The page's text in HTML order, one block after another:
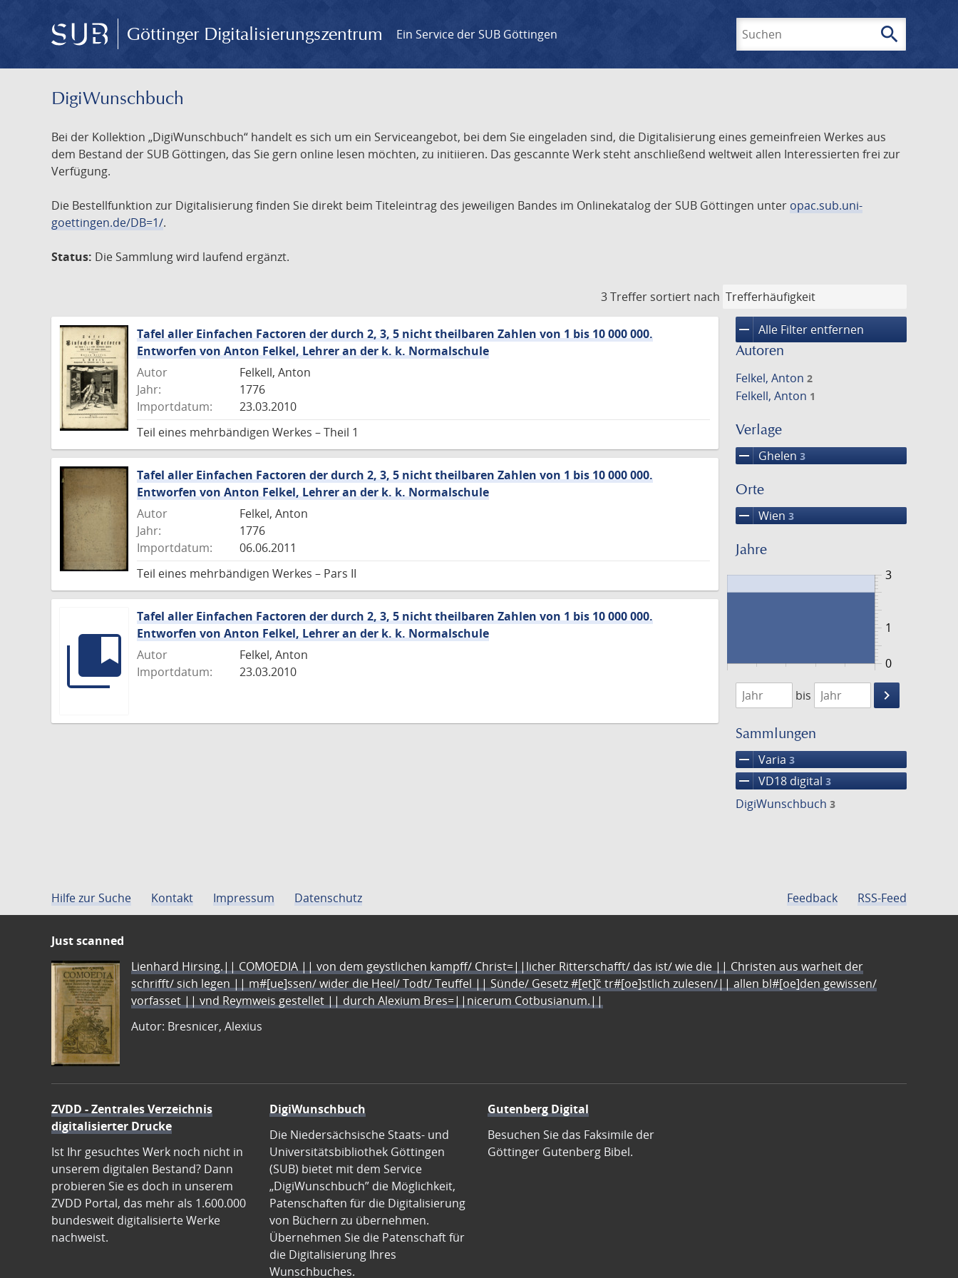
Göttinger Digitalisierungszentrum Ein Service der SUB Göttingen search
DigiWunschbuch
Bei der Kollektion „DigiWunschbuch“ handelt es sich um ein Serviceangebot, bei dem Sie eingeladen sind, die Digitalisierung eines gemeinfreien Werkes aus
dem Bestand der SUB Göttingen, das Sie gern online lesen möchten, zu initiieren. Das gescannte Werk steht anschließend weltweit allen Interessierten frei zur
Verfügung.
Die Bestellfunktion zur Digitalisierung finden Sie direkt beim Titeleintrag des jeweiligen Bandes im Onlinekatalog der SUB Göttingen unter opac.sub.uni-
goettingen.de/DB=1/.
Status: Die Sammlung wird laufend ergänzt.
3 Treffer sortiert nach
remove Alle Filter entfernen
Autoren
Felkel, Anton 2
Felkell, Anton 1
Verlage
remove Ghelen 3
Orte
remove Wien 3
Jahre
0
3
1
1776
1777
bis
keyboard_arrow_right
Suche
Sammlungen
remove Varia 3
remove VD18 digital 3
DigiWunschbuch 3
Tafel aller Einfachen Factoren der durch 2, 3, 5 nicht theilbaren Zahlen von 1 bis 10 000 000.
Entworfen von Anton Felkel, Lehrer an der k. k. Normalschule
Autor
Felkell, Anton
Jahr:
1776
Importdatum:
23.03.2010
Teil eines mehrbändigen Werkes – Theil 1
Tafel aller Einfachen Factoren der durch 2, 3, 5 nicht theilbaren Zahlen von 1 bis 10 000 000.
Entworfen von Anton Felkel, Lehrer an der k. k. Normalschule
Autor
Felkel, Anton
Jahr:
1776
Importdatum:
06.06.2011
Teil eines mehrbändigen Werkes – Pars II
Tafel aller Einfachen Factoren der durch 2, 3, 5 nicht theilbaren Zahlen von 1 bis 10 000 000.
Entworfen von Anton Felkel, Lehrer an der k. k. Normalschule
Autor
Felkel, Anton
Importdatum:
23.03.2010
Hilfe zur Suche Kontakt Impressum Datenschutz Feedback RSS-Feed
Just scanned
Lienhard Hirsing.|| COMOEDIA || von dem geystlichen kampff/ Christ=||licher Ritterschafft/ das ist/ wie die || Christen aus warheit der
schrifft/ sich legen || m#[ue]ssen/ wider die Heel/ Todt/ Teuffel || Sünde/ Gesetz #[et]c̃ tr#[oe]stlich zulesen/|| allen bl#[oe]den gewissen/
vorfasset || vnd Reymweis gestellet || durch Alexium Bres=||nicerum Cotbusianum.||
Autor: Bresnicer, Alexius
ZVDD - Zentrales Verzeichnis
digitalisierter Drucke
Ist Ihr gesuchtes Werk noch nicht in
unserem digitalen Bestand? Dann
probieren Sie es doch in unserem
ZVDD Portal, das mehr als 1.600.000
bundesweit digitalisierte Werke
nachweist.
DigiWunschbuch
Die Niedersächsische Staats- und
Universitätsbibliothek Göttingen
(SUB) bietet mit dem Service
„DigiWunschbuch” die Möglichkeit,
Patenschaften für die Digitalisierung
von Büchern zu übernehmen.
Übernehmen Sie die Patenschaft für
die Digitalisierung Ihres
Wunschbuches.
Gutenberg Digital
Besuchen Sie das Faksimile der
Göttinger Gutenberg Bibel.